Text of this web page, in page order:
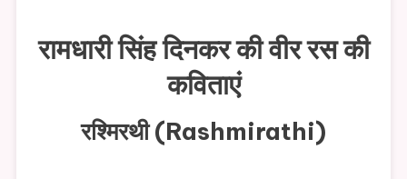
रामधारी सिंह दिनकर की वीर रस की
कविताएं
रश्मिरथी (Rashmirathi)